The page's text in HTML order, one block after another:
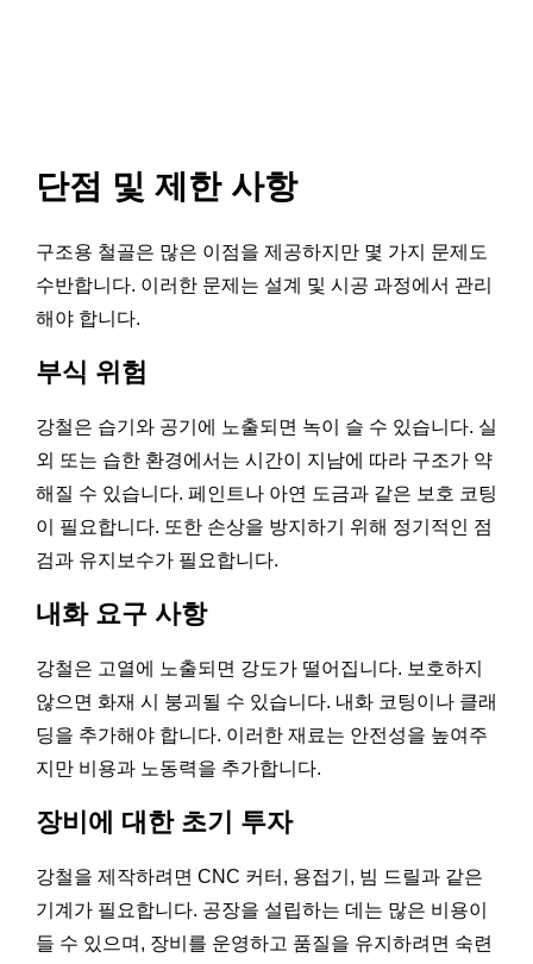
단점 및 제한 사항
구조용 철골은 많은 이점을 제공하지만 몇 가지 문제도
수반합니다. 이러한 문제는 설계 및 시공 과정에서 관리
해야 합니다.
부식 위험
강철은 습기와 공기에 노출되면 녹이 슬 수 있습니다. 실
외 또는 습한 환경에서는 시간이 지남에 따라 구조가 약
해질 수 있습니다. 페인트나 아연 도금과 같은 보호 코팅
이 필요합니다. 또한 손상을 방지하기 위해 정기적인 점
검과 유지보수가 필요합니다.
내화 요구 사항
강철은 고열에 노출되면 강도가 떨어집니다. 보호하지
않으면 화재 시 붕괴될 수 있습니다. 내화 코팅이나 클래
딩을 추가해야 합니다. 이러한 재료는 안전성을 높여주
지만 비용과 노동력을 추가합니다.
장비에 대한 초기 투자
강철을 제작하려면 CNC 커터, 용접기, 빔 드릴과 같은
기계가 필요합니다. 공장을 설립하는 데는 많은 비용이
들 수 있으며, 장비를 운영하고 품질을 유지하려면 숙련